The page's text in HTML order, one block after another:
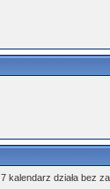
działa bez